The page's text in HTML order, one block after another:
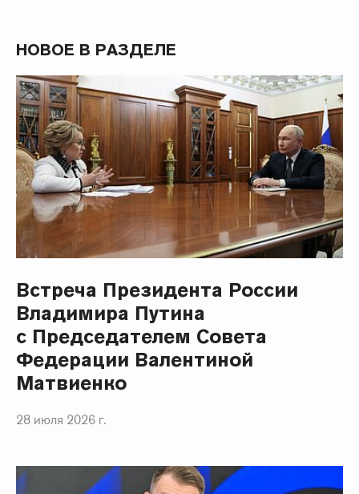
НОВОЕ В РАЗДЕЛЕ
Встреча Президента России
Владимира Путина
с Председателем Совета
Федерации Валентиной
Матвиенко
28 июля 2026 г.